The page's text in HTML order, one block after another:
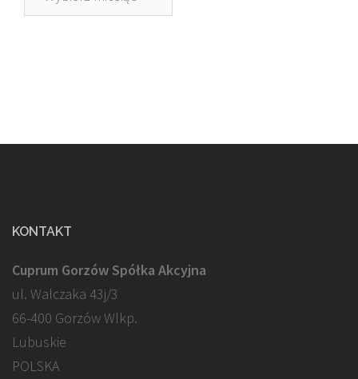
KONTAKT
Cuprum Gorzów Spółka Akcyjna
ul. Walczaka 43j/3
66-400 Gorzów Wlkp.
Lubuskie
POLSKA